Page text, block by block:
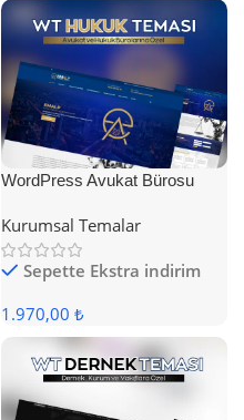
WordPress Avukat Bürosu
Kurumsal Temalar
Sepette Ekstra indirim
1.970,00 ₺